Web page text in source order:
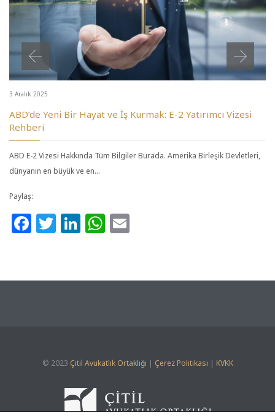
3 Aralık 2025
ABD’de Yeni Bir Hayat ve İş Kurmak: E-2 Yatırımcı Vizesi
Rehberi
ABD E-2 Vizesi Hakkında Tüm Bilgiler Burada. Amerika Birleşik Devletleri,
dünyanın en büyük ve en…
Paylaş:
Facebook
Twitter
LinkedIn
WhatsApp
© 2023 Çitil Avukatlık Ortaklığı | Çerez Politikası | KVKK